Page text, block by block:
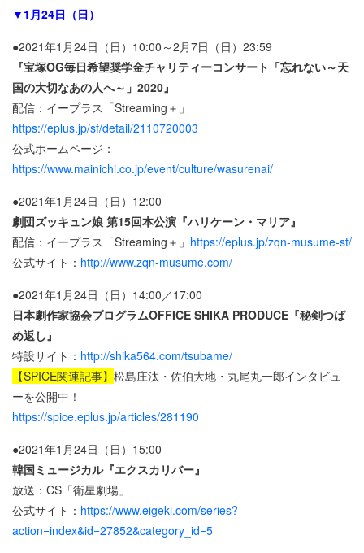
▼1月24日（日）
●2021年1月24日（日）10:00～2月7日（日）23:59
『宝塚OG毎日希望奨学金チャリティーコンサート「忘れない～天
国の大切なあの人へ～」2020』
配信：イープラス「Streaming＋」
https://eplus.jp/sf/detail/2110720003
公式ホームページ：
https://www.mainichi.co.jp/event/culture/wasurenai/
●2021年1月24日（日）12:00
劇団ズッキュン娘 第15回本公演『ハリケーン・マリア』
配信：イープラス「Streaming＋」 https://eplus.jp/zqn-musume-st/
公式サイト： http://www.zqn-musume.com/
●2021年1月24日（日）14:00／17:00
日本劇作家協会プログラムOFFICE SHIKA PRODUCE『秘剣つば
め返し』
特設サイト： http://shika564.com/tsubame/
【SPICE関連記事】 松島庄汰・佐伯大地・丸尾丸一郎インタビュ
ーを公開中！
https://spice.eplus.jp/articles/281190
●2021年1月24日（日）15:00
韓国ミュージカル『エクスカリバー』
放送：CS「衛星劇場」
公式サイト： https://www.eigeki.com/series?
action=index&id=27852&category_id=5